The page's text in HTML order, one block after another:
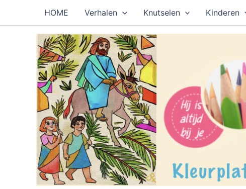
HOME Verhalen Knutselen Kinderen